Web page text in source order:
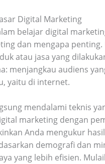
Digital Marketing
belajar digital
dan mengapa
atau jasa yang
menjangkau audiens
yaitu di internet.
mendalami teknis
marketing dengan
Anda mengukur
demografi dan
yang lebih efisien.